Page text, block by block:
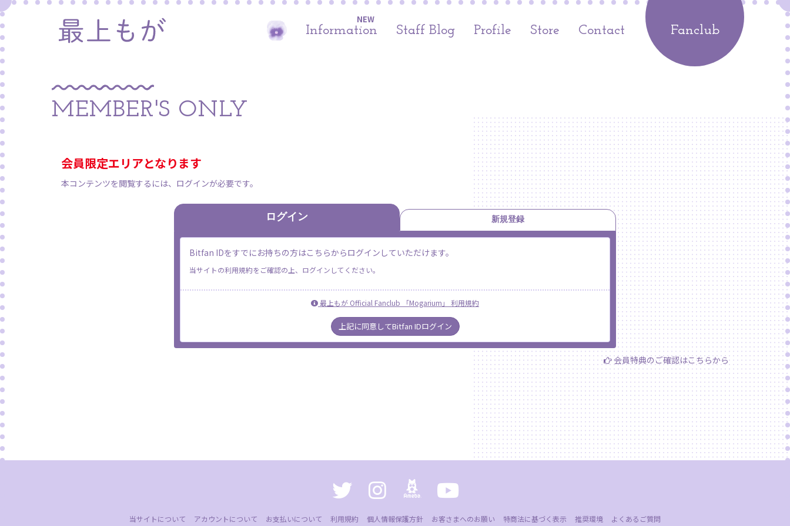
Information
NEW
Staff Blog Profile Store Contact Fanclub
MEMBER'S ONLY
会員限定エリアとなります
本コンテンツを閲覧するには、ログインが必要です。
ログイン 新規登録
Bitfan IDをすでにお持ちの方はこちらからログインしていただけます。
当サイトの利用規約をご確認の上、ログインしてください。
最上もが Official Fanclub 「Mogarium」 利用規約
上記に同意してBitfan IDログイン
会員特典のご確認はこちらから
当サイトについて アカウントについて お支払いについて 利用規約 個人情報保護方針 お客さまへのお願い 特商法に基づく表示 推奨環境 よくあるご質問